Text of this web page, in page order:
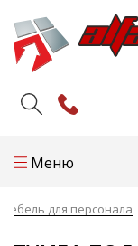
Меню
для персонала